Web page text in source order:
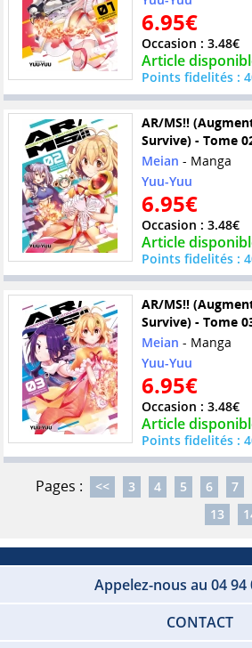
6.95€
Occasion : 3.48€
Article
Points fidelités :
AR/MS!!
Survive) - Tome
Meian - Manga
Yuu-Yuu
6.95€
Occasion : 3.48€
Article
Points fidelités :
AR/MS!!
Survive) - Tome
Meian - Manga
Yuu-Yuu
6.95€
Occasion : 3.48€
Article
Points fidelités :
Pages : << 3 4 5 6 7
13
Appelez-nous au 04 94
CONTACT